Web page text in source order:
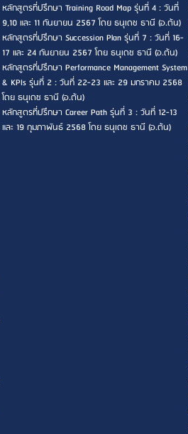
หลักสูตรที่ปรึกษา Training Road Map รุ่นที่ 4 : วันที่
9,10 และ 11 กันยายน 2567 โดย ธนุเดช ธานี (อ.ต้น)
หลักสูตรที่ปรึกษา Succession Plan รุ่นที่ 7 : วันที่ 16-
17 และ 24 กันยายน 2567 โดย ธนุเดช ธานี (อ.ต้น)
หลักสูตรที่ปรึกษา Performance Management System
& KPIs รุ่นที่ 2 : วันที่ 22-23 และ 29 มกราคม 2568
โดย ธนุเดช ธานี (อ.ต้น)
หลักสูตรที่ปรึกษา Career Path รุ่นที่ 3 : วันที่ 12-13
และ 19 กุมภาพันธ์ 2568 โดย ธนุเดช ธานี (อ.ต้น)